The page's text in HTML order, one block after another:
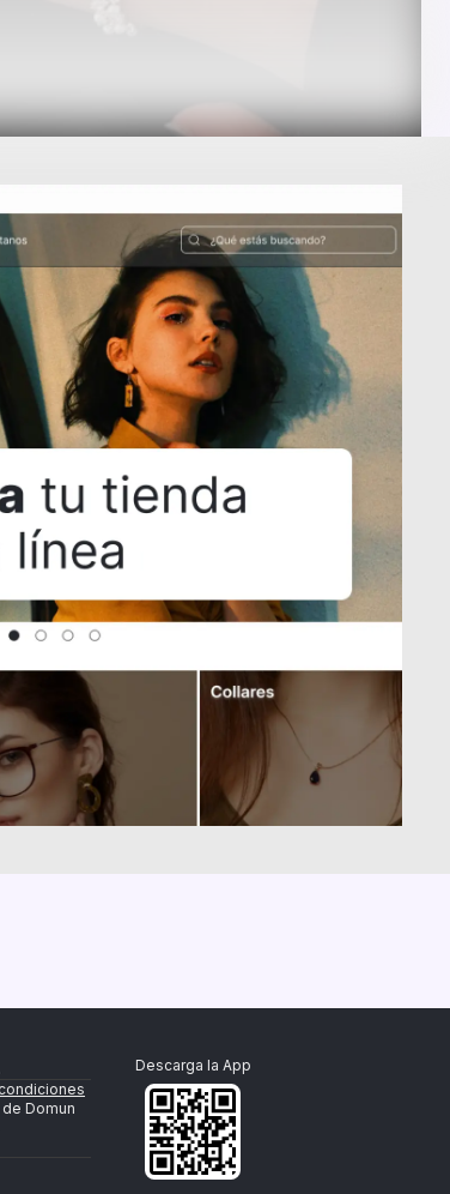
ll
de Domun
Descarga la App